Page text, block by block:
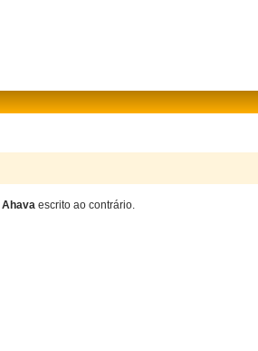
Ahava escrito ao contrário.